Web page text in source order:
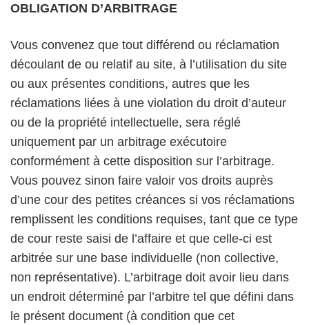
OBLIGATION D’ARBITRAGE
Vous convenez que tout différend ou réclamation
découlant de ou relatif au site, à l’utilisation du site
ou aux présentes conditions, autres que les
réclamations liées à une violation du droit d’auteur
ou de la propriété intellectuelle, sera réglé
uniquement par un arbitrage exécutoire
conformément à cette disposition sur l’arbitrage.
Vous pouvez sinon faire valoir vos droits auprès
d’une cour des petites créances si vos réclamations
remplissent les conditions requises, tant que ce type
de cour reste saisi de l’affaire et que celle-ci est
arbitrée sur une base individuelle (non collective,
non représentative). L’arbitrage doit avoir lieu dans
un endroit déterminé par l’arbitre tel que défini dans
le présent document (à condition que cet